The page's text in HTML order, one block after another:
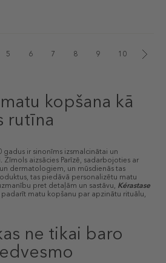
5 6 7 8 9 10
kopšana kā
rutīna
gadus ir sinonīms izsmalcinātai un
aizsācies Parīzē, sadarbojoties ar
dermatologiem, un mūsdienās tas
tas piedāvā personalizētu matu
pret detaļām un sastāvu, Kérastase
padarīt matu kopšanu par apzinātu rituālu,
ne tikai baro